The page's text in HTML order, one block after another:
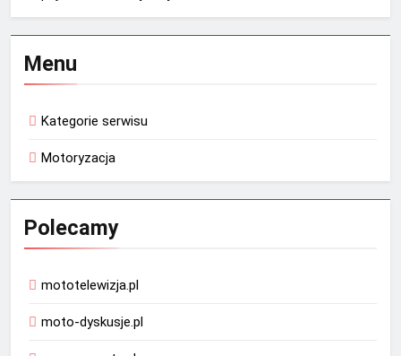
Menu
Kategorie serwisu
Motoryzacja
Polecamy
mototelewizja.pl
moto-dyskusje.pl